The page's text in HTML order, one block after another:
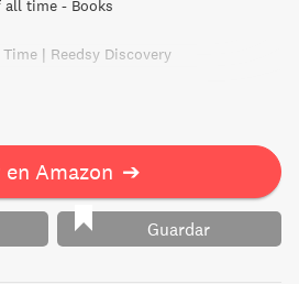
and everything rests on the
what are the 'thirty nine
all time - Books
| Reedsy Discovery
en Amazon ➔
Guardar